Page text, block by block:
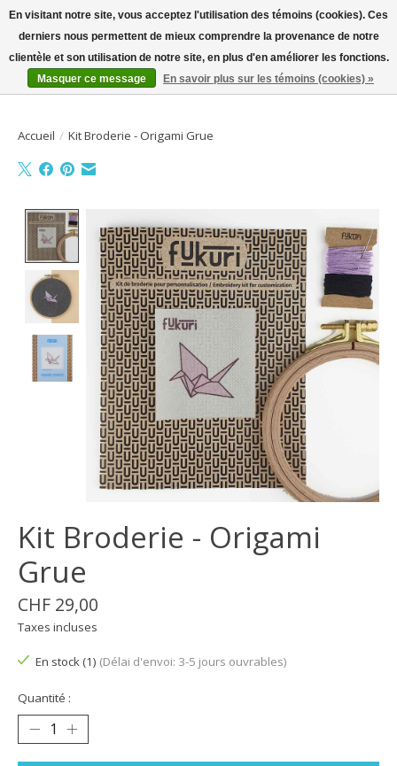
Bienvenue sur la boutique en ligne
Liste dePanier
Accueil / Kit Broderie - Origami Grue
Product image slideshow Items
Kit Broderie - Origami
Grue
CHF 29,00
Taxes incluses
En stock (1) (Délai d'envoi: 3-5 jours ouvrables)
Quantité :
En visitant notre site, vous acceptez l'utilisation des témoins (cookies). Ces
derniers nous permettent de mieux comprendre la provenance de notre
clientèle et son utilisation de notre site, en plus d'en améliorer les fonctions.
Masquer ce message
En savoir plus sur les témoins (cookies) »